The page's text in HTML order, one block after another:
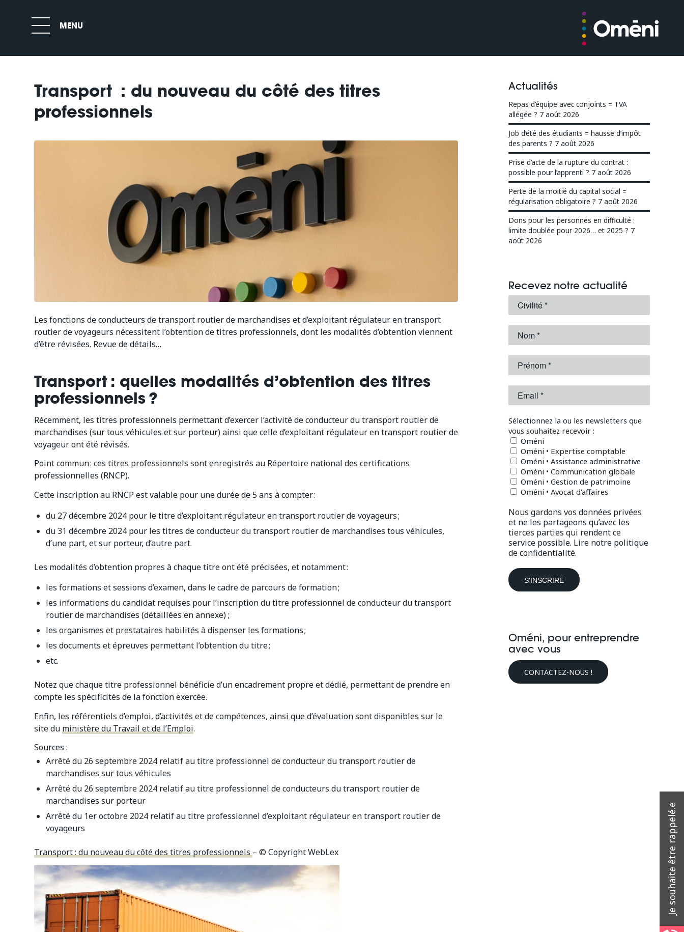
Transport : du nouveau du côté des titres
professionnels
Les fonctions de conducteurs de transport routier de marchandises et d’exploitant régulateur en transport
routier de voyageurs nécessitent l’obtention de titres professionnels, dont les modalités d’obtention viennent
d’être révisées. Revue de détails…
Transport : quelles modalités d’obtention des titres
professionnels ?
Récemment, les titres professionnels permettant d’exercer l’activité de conducteur du transport routier de
marchandises (sur tous véhicules et sur porteur) ainsi que celle d’exploitant régulateur en transport routier de
voyageur ont été révisés.
Point commun : ces titres professionnels sont enregistrés au Répertoire national des certifications
professionnelles (RNCP).
Cette inscription au RNCP est valable pour une durée de 5 ans à compter :
du 27 décembre 2024 pour le titre d’exploitant régulateur en transport routier de voyageurs ;
du 31 décembre 2024 pour les titres de conducteur du transport routier de marchandises tous véhicules,
d’une part, et sur porteur, d’autre part.
Les modalités d’obtention propres à chaque titre ont été précisées, et notamment :
les formations et sessions d’examen, dans le cadre de parcours de formation ;
les informations du candidat requises pour l’inscription du titre professionnel de conducteur du transport
routier de marchandises (détaillées en annexe) ;
les organismes et prestataires habilités à dispenser les formations ;
les documents et épreuves permettant l’obtention du titre ;
etc.
Notez que chaque titre professionnel bénéficie d’un encadrement propre et dédié, permettant de prendre en
compte les spécificités de la fonction exercée.
Enfin, les référentiels d’emploi, d’activités et de compétences, ainsi que d’évaluation sont disponibles sur le
site du ministère du Travail et de l’Emploi.
Sources :
Arrêté du 26 septembre 2024 relatif au titre professionnel de conducteur du transport routier de
marchandises sur tous véhicules
Arrêté du 26 septembre 2024 relatif au titre professionnel de conducteurs du transport routier de
marchandises sur porteur
Arrêté du 1er octobre 2024 relatif au titre professionnel d’exploitant régulateur en transport routier de
voyageurs
Transport : du nouveau du côté des titres professionnels – © Copyright WebLex
Actualités
Repas d’équipe avec conjoints = TVA
allégée ? 7 août 2026
Job d’été des étudiants = hausse d’impôt
des parents ? 7 août 2026
Prise d’acte de la rupture du contrat :
possible pour l’apprenti ? 7 août 2026
Perte de la moitié du capital social =
régularisation obligatoire ? 7 août 2026
Dons pour les personnes en difficulté :
limite doublée pour 2026… et 2025 ? 7
août 2026
Recevez notre actualité
Sélectionnez la ou les newsletters que
vous souhaitez recevoir :
Oméni
Oméni • Expertise comptable
Oméni • Assistance administrative
Oméni • Communication globale
Oméni • Gestion de patrimoine
Oméni • Avocat d'affaires
Nous gardons vos données privées
et ne les partageons qu’avec les
tierces parties qui rendent ce
service possible. Lire notre politique
de confidentialité.
Oméni, pour entreprendre
avec vous
CONTACTEZ-NOUS !